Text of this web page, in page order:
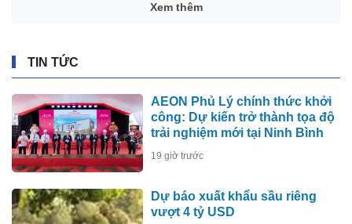
Xem thêm
TIN TỨC
AEON Phủ Lý chính thức khởi
công: Dự kiến trở thành tọa độ
trải nghiệm mới tại Ninh Bình
19 giờ trước
Dự báo xuất khẩu sầu riêng
vượt 4 tỷ USD